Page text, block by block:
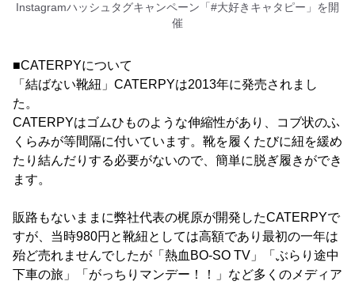
Instagramハッシュタグキャンペーン「#大好きキャタピー」を開
催
■CATERPYについて
「結ばない靴紐」CATERPYは2013年に発売されまし
た。
CATERPYはゴムひものような伸縮性があり、コブ状のふ
くらみが等間隔に付いています。靴を履くたびに紐を緩め
たり結んだりする必要がないので、簡単に脱ぎ履きができ
ます。
販路もないままに弊社代表の梶原が開発したCATERPYで
すが、当時980円と靴紐としては高額であり最初の一年は
殆ど売れませんでしたが「熱血BO-SO TV」「ぶらり途中
下車の旅」「がっちりマンデー！！」など多くのメディア